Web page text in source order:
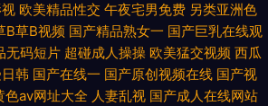
草超碰人人网 国产精久久 久久草视频福利 久久青
性生活BB片 先锋在线资源网 最新高清无码专区
观看 92超碰自拍 www超碰蜜桃 福利人妻导航 九
欧美精品性交 午夜宅男免费 另类亚洲色
B草B视频 国产精品熟女一 国产巨乳在线观
无码短片 超碰成人操操 欧美猛交视频 西瓜
韩 国产在线一 国产原创视频在线 国产视
色av网址大全 人妻乱视 国产成人在线网站